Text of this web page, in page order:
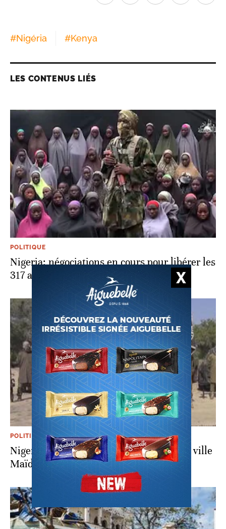
#Nigéria #Kenya
LES CONTENUS LIÉS
POLITIQUE
Nigeria: négociations en cours pour libérer les
317 adolescentes enlevées
POLITIQUE
Nigeria: les djihadistes privent la grande ville
Maïduguri d'électricité